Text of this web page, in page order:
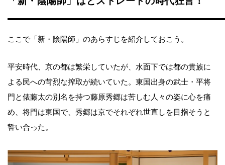
ここで「新・陰陽師」のあらすじを紹介しておこう。
平安時代、京の都は繁栄していたが、水面下では都の貴族に
よる民への苛烈な搾取が続いていた。東国出身の武士・平将
門と俵藤太の別名を持つ藤原秀郷は苦しむ人々の姿に心を痛
め、将門は東国で、秀郷は京でそれぞれ世直しを目指そうと
誓い合った。